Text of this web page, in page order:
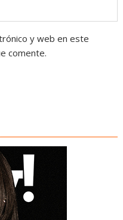
y web en este
comente.